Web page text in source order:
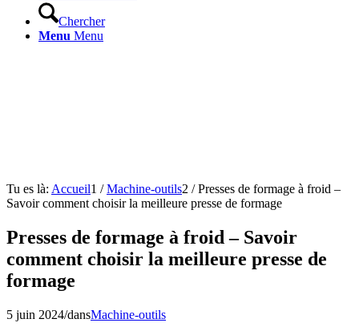
Chercher
Menu Menu
Tu es là: Accueil1 / Machine-outils2 / Presses de formage à froid –
Savoir comment choisir la meilleure presse de formage
Presses de formage à froid – Savoir
comment choisir la meilleure presse de
formage
5 juin 2024/dansMachine-outils